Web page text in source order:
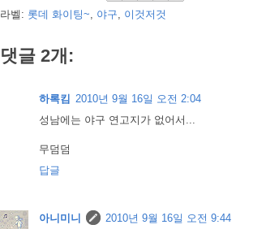
라벨: 롯데 화이팅~, 야구, 이것저것
댓글 2개:
하록킴 2010년 9월 16일 오전 2:04
성남에는 야구 연고지가 없어서...
무덤덤
답글
아니미니
2010년 9월 16일 오전 9:44